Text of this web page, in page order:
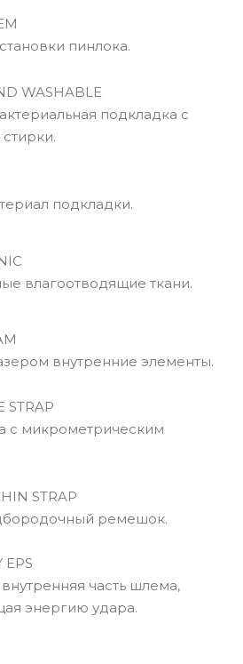
пинлока.
WASHABLE
подкладка с
подкладки.
влагоотводящие ткани.
внутренние элементы.
STRAP
с микрометрическим
STRAP
ремешок.
EPS
часть шлема,
энергию удара.